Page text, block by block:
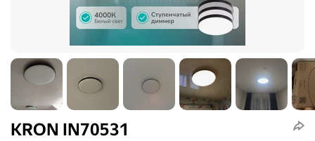
KRON IN70531